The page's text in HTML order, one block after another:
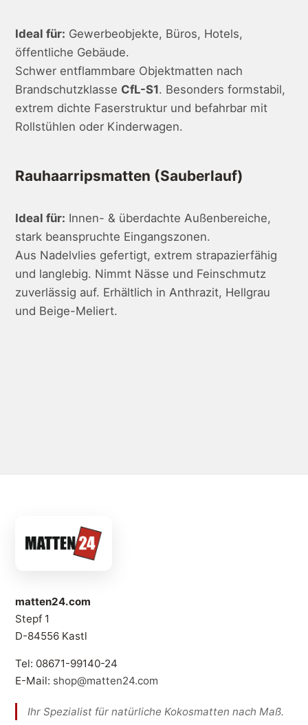
Ideal für: Gewerbeobjekte, Büros, Hotels,
öffentliche Gebäude.
Schwer entflammbare Objektmatten nach
Brandschutzklasse CfL-S1. Besonders formstabil,
extrem dichte Faserstruktur und befahrbar mit
Rollstühlen oder Kinderwagen.
Rauhaarripsmatten (Sauberlauf)
Ideal für: Innen- & überdachte Außenbereiche,
stark beanspruchte Eingangszonen.
Aus Nadelvlies gefertigt, extrem strapazierfähig
und langlebig. Nimmt Nässe und Feinschmutz
zuverlässig auf. Erhältlich in Anthrazit, Hellgrau
und Beige-Meliert.
matten24.com
Stepf 1
D-84556 Kastl
Tel: 08671-99140-24
E-Mail: shop@matten24.com
Ihr Spezialist für natürliche Kokosmatten nach Maß.